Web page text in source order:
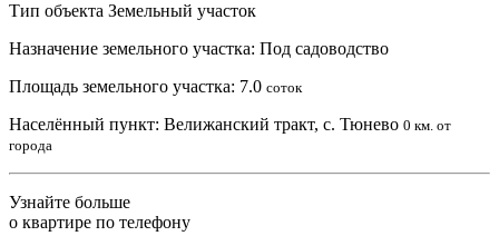
Тип объекта Земельный участок
Назначение земельного участка: Под садоводство
Площадь земельного участка: 7.0 соток
Населённый пункт: Велижанский тракт, с. Тюнево 0 км. от
города
Узнайте больше
о квартире по телефону